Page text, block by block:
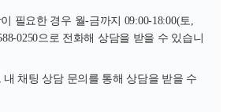
필요한 경우 월-금까지 09:00-18:00(토,
0250으로 전화해 상담을 받을 수 있습니
내 채팅 상담 문의를 통해 상담을 받을 수